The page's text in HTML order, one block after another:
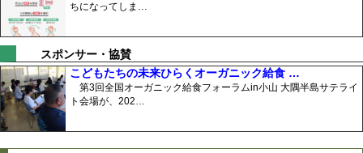
ちになってしま…
スポンサー・協賛
こどもたちの未来ひらくオーガニック給食 …
第3回全国オーガニック給食フォーラムin小山 大隅半島サテライ
ト会場が、202…